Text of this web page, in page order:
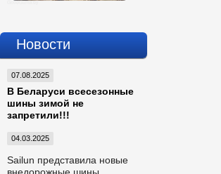
Новости
07.08.2025
В Беларуси всесезонные
шины зимой не
запретили!!!
04.03.2025
Sailun представила новые